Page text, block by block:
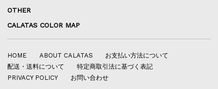
OTHER
CALATAS COLOR MAP
HOME ABOUT CALATAS
お支払い方法について
配送・送料について
特定商取引法に基づく表記
PRIVACY POLICY
お問い合わせ